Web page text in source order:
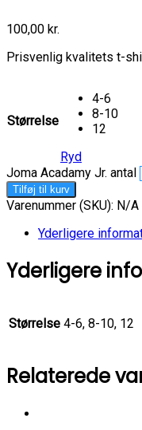
100,00 kr.
Prisvenlig kvalitets t-
Størrelse
4-6
8-10
12
Ryd
Joma Acadamy Jr. antal
Tilføj til kurv
Varenummer (SKU): N/A
Yderligere
Yderligere
Størrelse 4-6, 8-10, 12
Relaterede